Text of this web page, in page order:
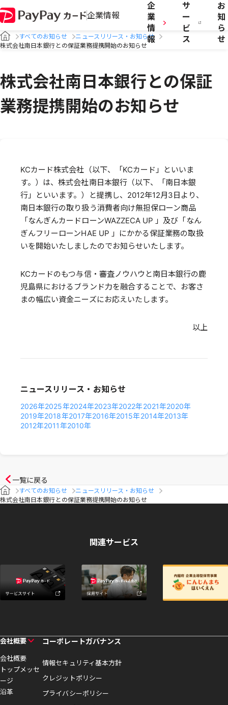
企業情報
企
業
情
報
サ
ー
ビ
ス
お
知
ら
せ
すべてのお知らせ
ニュースリリース・お知らせ
株式会社南日本銀行との保証業務提携開始のお知らせ
株式会社南日本銀行との保証
業務提携開始のお知らせ
KCカード株式会社（以下、「KCカード」といいま
す。）は、株式会社南日本銀行（以下、「南日本銀
行」といいます。）と提携し、2012年12月3日より、
南日本銀行の取り扱う消費者向け無担保ローン商品
「なんぎんカードローンWAZZECA UP 」及び「なん
ぎんフリーローンHAE UP 」にかかる保証業務の取扱
いを開始いたしましたのでお知らせいたします。
KCカードのもつ与信・審査ノウハウと南日本銀行の鹿
児島県におけるブランド力を融合することで、お客さ
まの幅広い資金ニーズにお応えいたします。
以上
ニュースリリース・お知らせ
2026年2025年2024年2023年2022年2021年2020年
2019年2018年2017年2016年2015年2014年2013年
2012年2011年2010年
一覧に戻る
すべてのお知らせ
ニュースリリース・お知らせ
株式会社南日本銀行との保証業務提携開始のお知らせ
関連サービス
会社概要
会社概要
トップメッセ
ージ
沿革
コーポレートガバナンス
情報セキュリティ基本方針
クレジットポリシー
プライバシーポリシー